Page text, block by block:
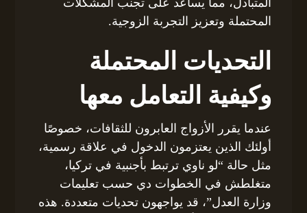
المتبادل، مما يساعد على تجنب المشكلات
المحتملة وتعزيز التجربة الزوجية.
التحديات المحتملة
وكيفية التعامل معها
عندما يقرر الأزواج العابرون للثقافات، خصوصًا
أولئك الذين يعتزمون الدخول في علاقة رسمية،
مثل حالة “لو ناوي ترتبط بأجنبية في تركيا،
متغلطش في الخطوات دي حسب تعليمات
وزارة العدل”، قد يواجهون تحديات متعددة. هذه